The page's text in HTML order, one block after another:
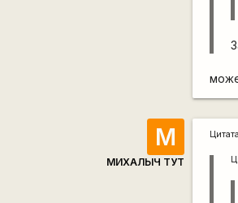
М
МИХАЛЫЧ ТУТ